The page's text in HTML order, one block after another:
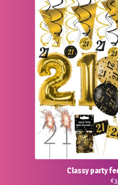
Classy party
€